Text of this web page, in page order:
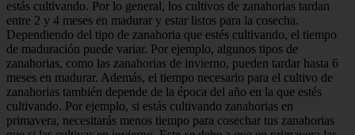
estás cultivando. Por lo general, los cultivos de zanahorias tardan
entre 2 y 4 meses en madurar y estar listos para la cosecha.
Dependiendo del tipo de zanahoria que estés cultivando, el tiempo
de maduración puede variar. Por ejemplo, algunos tipos de
zanahorias, como las zanahorias de invierno, pueden tardar hasta 6
meses en madurar. Además, el tiempo necesario para el cultivo de
zanahorias también depende de la época del año en la que estés
cultivando. Por ejemplo, si estás cultivando zanahorias en
primavera, necesitarás menos tiempo para cosechar tus zanahorias